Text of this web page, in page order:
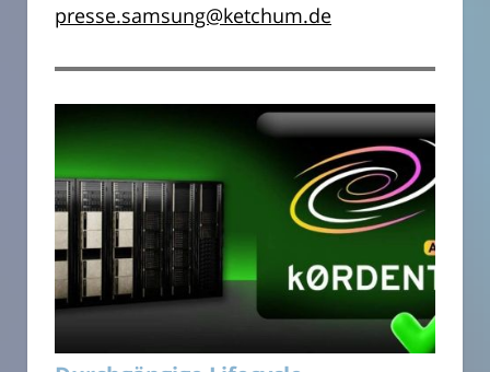
presse.samsung@ketchum.de